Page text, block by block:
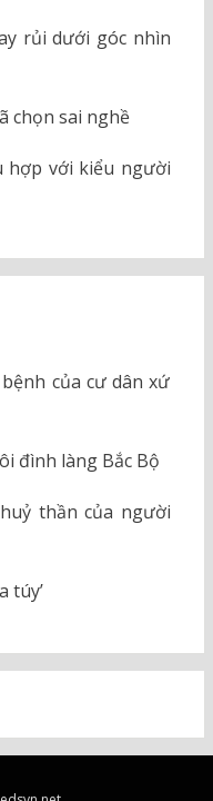
rủi dưới góc nhìn
chọn sai nghề
hợp với kiểu người
của cư dân xứ
đình làng Bắc Bộ
thần của người
túy’